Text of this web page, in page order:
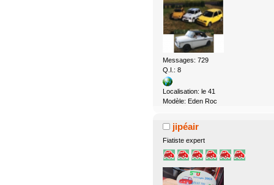
Messages: 729
Q.I.: 8
Localisation: le 41
Modèle: Eden Roc
jipéair
Fiatiste expert